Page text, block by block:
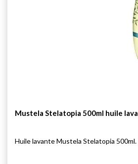
Mustela Stelatopia 500ml huile
Huile lavante Mustela Stelatopia